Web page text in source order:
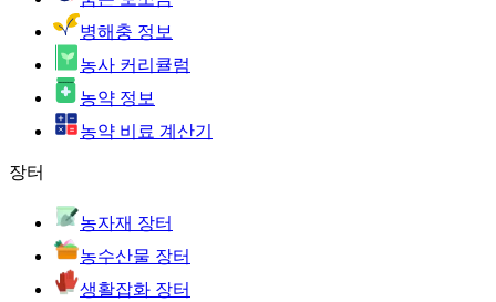
병해충 정보
농사 커리큘럼
농약 정보
농약 비료 계산기
장터
농자재 장터
농수산물 장터
생활잡화 장터